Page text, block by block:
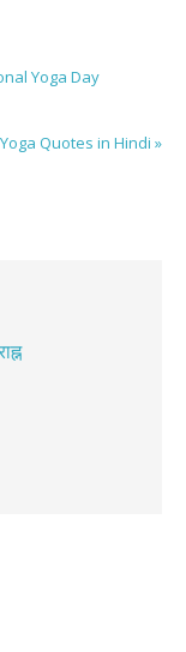
Yoga Day
Yoga Quotes in Hindi »